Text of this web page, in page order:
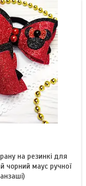
на резинкі для
чорний маус ручної